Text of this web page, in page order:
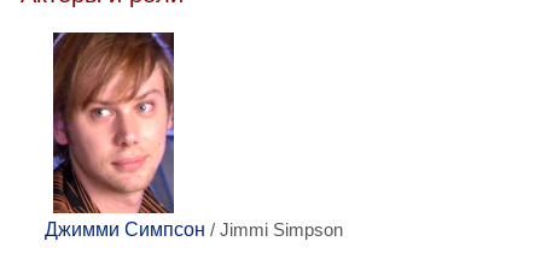
Джимми Симпсон / Jimmi Simpson